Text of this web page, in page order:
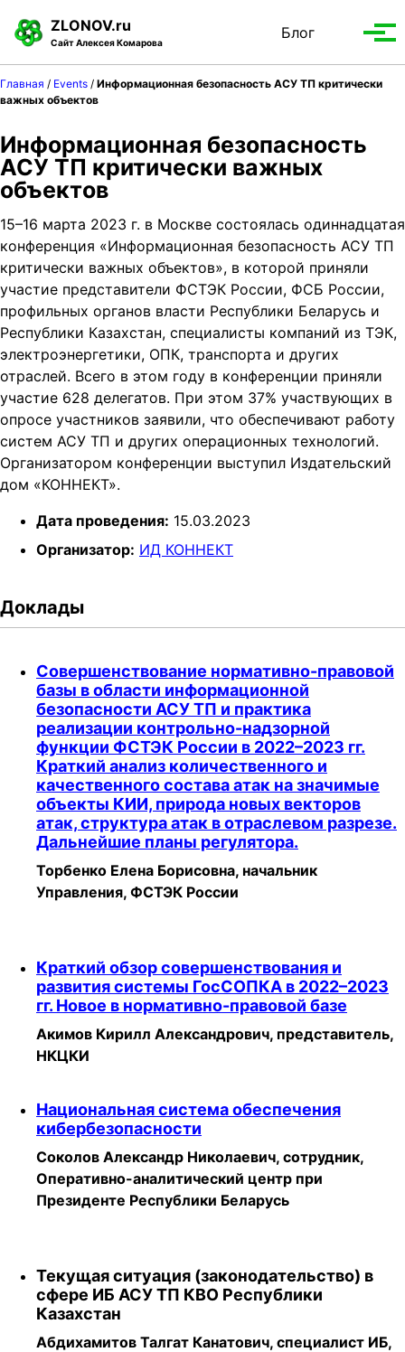
p
t
p
r
i
a
r
y
n
a
v
i
g
a
t
i
o
n
p
t
c
o
n
e
n
t
p
t
f
o
o
e
r
ZLONOV.ru
Сайт Алексея Комарова
Блог
Toggle
Главная / Events / Информационная безопасность АСУ ТП критически
важных объектов
Информационная безопасность
АСУ ТП критически важных
объектов
15–16 марта 2023 г. в Москве состоялась одиннадцатая
конференция «Информационная безопасность АСУ ТП
критически важных объектов», в которой приняли
участие представители ФСТЭК России, ФСБ России,
профильных органов власти Республики Беларусь и
Республики Казахстан, специалисты компаний из ТЭК,
электроэнергетики, ОПК, транспорта и других
отраслей. Всего в этом году в конференции приняли
участие 628 делегатов. При этом 37% участвующих в
опросе участников заявили, что обеспечивают работу
систем АСУ ТП и других операционных технологий.
Организатором конференции выступил Издательский
дом «КОННЕКТ».
Дата проведения: 15.03.2023
Организатор: ИД КОННЕКТ
Доклады
Совершенствование нормативно-правовой
базы в области информационной
безопасности АСУ ТП и практика
реализации контрольно-надзорной
функции ФСТЭК России в 2022–2023 гг.
Краткий анализ количественного и
качественного состава атак на значимые
объекты КИИ, природа новых векторов
атак, структура атак в отраслевом разрезе.
Дальнейшие планы регулятора.
Торбенко Елена Борисовна, начальник
Управления, ФСТЭК России
Краткий обзор совершенствования и
развития системы ГосСОПКА в 2022–2023
гг. Новое в нормативно-правовой базе
Акимов Кирилл Александрович, представитель,
НКЦКИ
Национальная система обеспечения
кибербезопасности
Соколов Александр Николаевич, сотрудник,
Оперативно-аналитический центр при
Президенте Республики Беларусь
Текущая ситуация (законодательство) в
сфере ИБ АСУ ТП КВО Республики
Казахстан
Абдихамитов Талгат Канатович, специалист ИБ,